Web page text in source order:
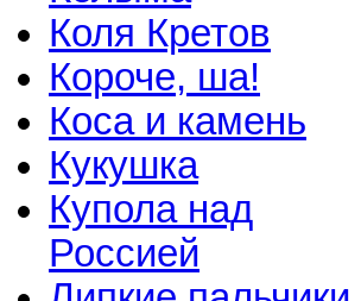
Коля Кретов
Короче, ша!
Коса и камень
Кукушка
Купола над
Россией